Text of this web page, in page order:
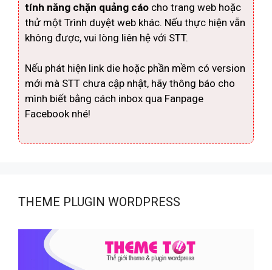
tính năng chặn quảng cáo cho trang web hoặc
thử một Trình duyệt web khác. Nếu thực hiện vẫn
không được, vui lòng liên hệ với STT.
Nếu phát hiện link die hoặc phần mềm có version
mới mà STT chưa cập nhật, hãy thông báo cho
mình biết bằng cách inbox qua Fanpage
Facebook nhé!
THEME PLUGIN WORDPRESS